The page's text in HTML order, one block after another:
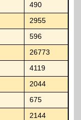
490
2955
596
26773
4119
2044
675
2144